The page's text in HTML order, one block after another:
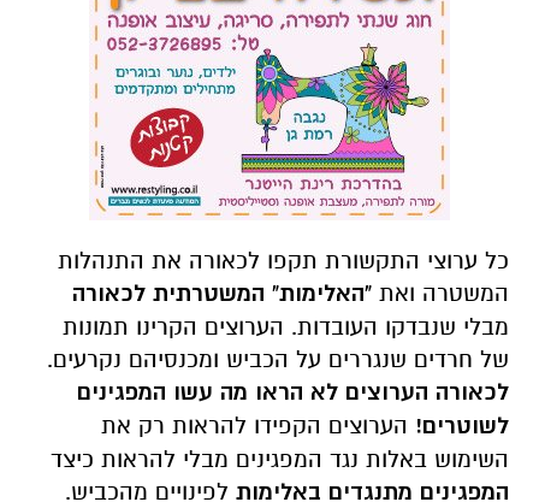
כל ערוצי התקשורת תקפו לכאורה את התנהלות
המשטרה ואת "האלימות" המשטרתית לכאורה
מבלי שנבדקו העובדות. הערוצים הקרינו תמונות
של חרדים שנגררים על הכביש ומכנסיהם נקרעים.
לכאורה הערוצים לא הראו מה עשו המפגינים
לשוטרים! הערוצים הקפידו להראות רק את
השימוש באלות נגד המפגינים מבלי להראות כיצד
המפגינים מתנגדים באלימות לפינויים מהכביש.